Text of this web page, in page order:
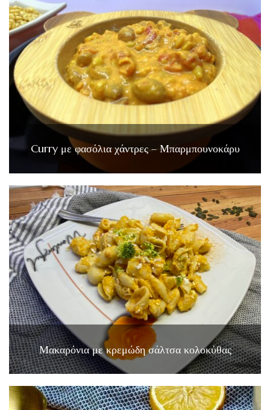
Curry με φασόλια χάντρες – Μπαρμπουνοκάρυ
Μακαρόνια με κρεμώδη σάλτσα κολοκύθας